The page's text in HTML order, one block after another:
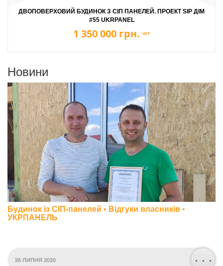
ДВОПОВЕРХОВИЙ БУДИНОК З СІП ПАНЕЛЕЙ. ПРОЕКТ SIP ДІМ
#55 UKRPANEL
1 350 000 грн. шт
Новини
Будинок із СІП-панелей • Відгуки власників •
УКРПАНЕЛЬ
26 ЛИПНЯ 2020 . . .